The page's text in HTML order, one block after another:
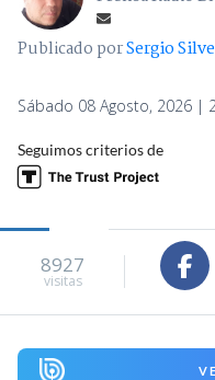
Publicado porSergio
Sábado 08 Agosto, 2026 |
Seguimos criterios de
8927
visitas